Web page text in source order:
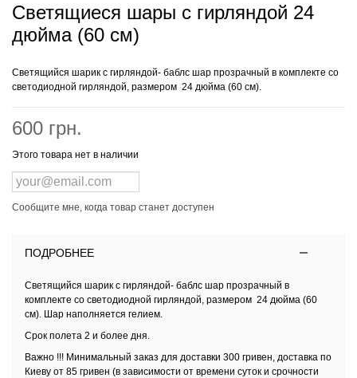
Светящиеся шары с гирляндой 24
дюйма (60 см)
Светящийся шарик с гирляндой- баблс шар прозрачный в комплекте со
светодиодной гирляндой, размером 24 дюйма (60 см).
600 грн.
Этого товара нет в наличии
Сообщите мне, когда товар станет доступен
ПОДРОБНЕЕ
Светящийся шарик с гирляндой- баблс шар прозрачный в
комплекте со светодиодной гирляндой, размером 24 дюйма (60
см). Шар наполняется гелием.
Срок полета 2 и более дня.
Важно !!! Минимальный заказ для доставки 300 гривен, доставка по
Киевуот 85 гривен (в зависимости от времени суток и срочности